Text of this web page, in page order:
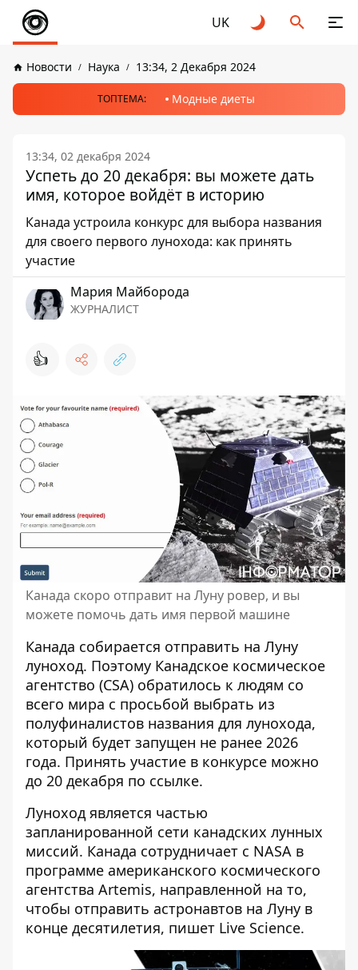
UK
Новости Наука 13:34, 2 Декабря 2024
ТОПТЕМА: Модные диеты
13:34, 02 декабря 2024
Успеть до 20 декабря: вы можете дать
имя, которое войдёт в историю
Канада устроила конкурс для выбора названия
для своего первого лунохода: как принять
участие
Мария Майборода
ЖУРНАЛИСТ
👍
Канада скоро отправит на Луну ровер, и вы
можете помочь дать имя первой машине
Канада собирается отправить на Луну
луноход. Поэтому Канадское космическое
агентство (CSA) обратилось к людям со
всего мира с просьбой выбрать из
полуфиналистов названия для лунохода,
который будет запущен не ранее 2026
года. Принять участие в конкурсе можно
до 20 декабря по ссылке.
Луноход является частью
запланированной сети канадских лунных
миссий. Канада сотрудничает с NASA в
программе американского космического
агентства Artemis, направленной на то,
чтобы отправить астронавтов на Луну в
конце десятилетия, пишет Live Science.